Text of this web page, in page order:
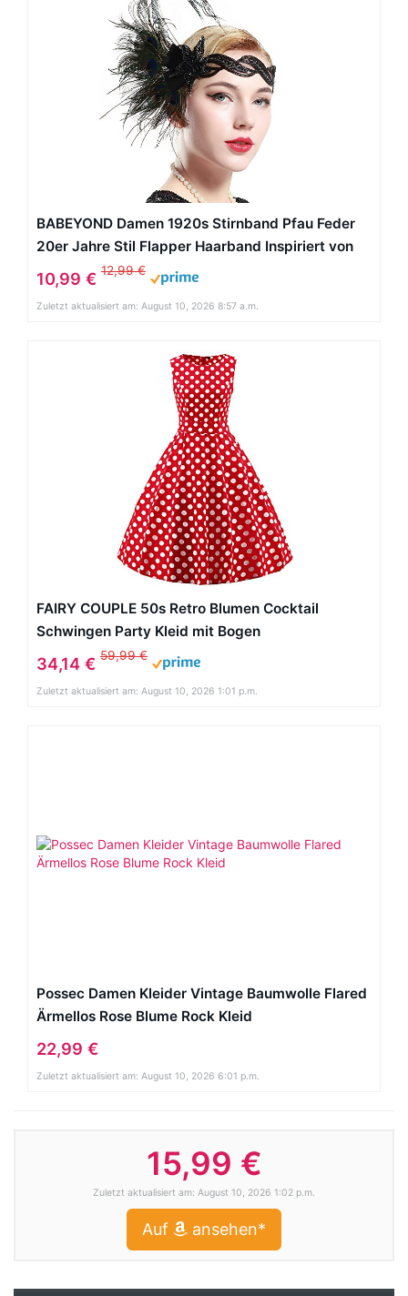
BABEYOND Damen 1920s Stirnband Pfau Feder
20er Jahre Stil Flapper Haarband Inspiriert von
Great Gatsby Damen Kostüm Accessoires (Stil 4)
10,99 € 12,99 €
Zuletzt aktualisiert am: August 10, 2026 8:57 a.m.
FAIRY COUPLE 50s Retro Blumen Cocktail
Schwingen Party Kleid mit Bogen
DRT017(2XL,Rote weiße Punkte)
34,14 € 59,99 €
Zuletzt aktualisiert am: August 10, 2026 1:01 p.m.
Possec Damen Kleider Vintage Baumwolle Flared
Ärmellos Rose Blume Rock Kleid
22,99 €
Zuletzt aktualisiert am: August 10, 2026 6:01 p.m.
15,99 €
Zuletzt aktualisiert am: August 10, 2026 1:02 p.m.
Auf ansehen*